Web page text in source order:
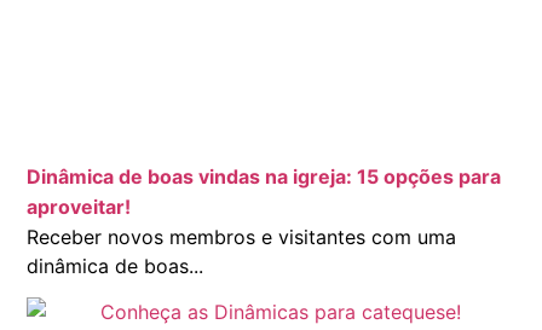
Dinâmica de boas vindas na igreja: 15 opções para
aproveitar!
Receber novos membros e visitantes com uma
dinâmica de boas...